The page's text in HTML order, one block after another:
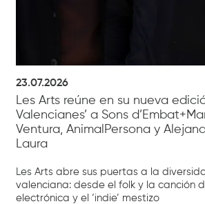
23.07.2026
Les Arts reúne en su nueva
Valencianes’ a Sons
Ventura, AnimalPersona y
Laura
Les Arts abre sus puertas a la
valenciana: desde el folk y la canción
electrónica y el ‘indie’ mestizo